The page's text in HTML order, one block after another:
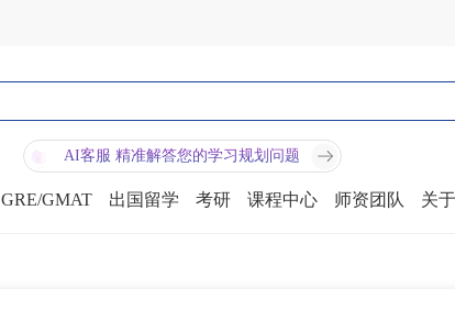
AI客服 精准解答您的学习规划问题
GRE/GMAT 出国留学 考研 课程中心 师资团队 关